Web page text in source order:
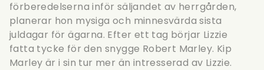
förberedelserna inför säljandet av herrgården,
planerar hon mysiga och minnesvärda sista
juldagar för ägarna. Efter ett tag börjar Lizzie
fatta tycke för den snygge Robert Marley. Kip
Marley är i sin tur mer än intresserad av Lizzie.